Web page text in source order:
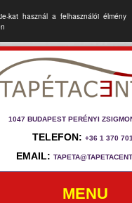
kat használ a felhasználói élmény
1047 BUDAPEST PERÉNYI
TELEFON: +36 1 370
EMAIL:
MENU